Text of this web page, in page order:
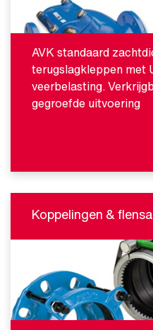
AVK standaard
terugslagkleppen met
veerbelasting.
gegroefde uitvoering
Koppelingen &